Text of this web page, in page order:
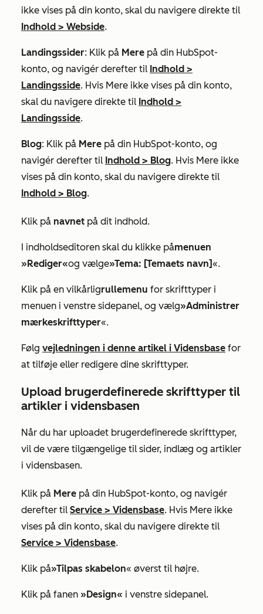
ikke vises på din konto, skal du navigere direkte til
Indhold > Webside.
Landingssider: Klik på Mere på din HubSpot-
konto, og navigér derefter til Indhold >
Landingsside. Hvis Mere ikke vises på din konto,
skal du navigere direkte til Indhold >
Landingsside.
Blog: Klik på Mere på din HubSpot-konto, og
navigér derefter til Indhold > Blog. Hvis Mere ikke
vises på din konto, skal du navigere direkte til
Indhold > Blog.
Klik på navnet på dit indhold.
I indholdseditoren skal du klikke påmenuen
»Rediger«og vælge»Tema: [Temaets navn]«.
Klik på en vilkårligrullemenu for skrifttyper i
menuen i venstre sidepanel, og vælg»Administrer
mærkeskrifttyper«.
Følg vejledningen i denne artikel i Vidensbase for
at tilføje eller redigere dine skrifttyper.
Upload brugerdefinerede skrifttyper til
artikler i vidensbasen
Når du har uploadet brugerdefinerede skrifttyper,
vil de være tilgængelige til sider, indlæg og artikler
i vidensbasen.
Klik på Mere på din HubSpot-konto, og navigér
derefter til Service > Vidensbase. Hvis Mere ikke
vises på din konto, skal du navigere direkte til
Service > Vidensbase.
Klik på»Tilpas skabelon« øverst til højre.
Klik på fanen »Design« i venstre sidepanel.